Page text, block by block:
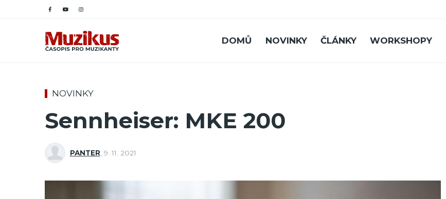
DOMŮ NOVINKY ČLÁNKY WORKSHOPY
NOVINKY
Sennheiser: MKE 200
PANTER, 9. 11. 2021